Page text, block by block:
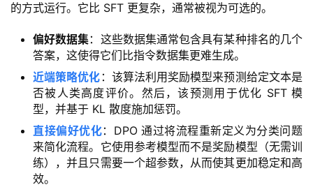
的方式运行。它比 SFT 更复杂，通常被视为可选的。
偏好数据集：这些数据集通常包含具有某种排名的几个
答案，这使得它们比指令数据集更难生成。
近端策略优化 ：该算法利用奖励模型来预测给定文本是
否被人类高度评价。然后，该预测用于优化 SFT 模
型，并基于 KL 散度施加惩罚。
直接偏好优化：DPO 通过将流程重新定义为分类问题
来简化流程。它使用参考模型而不是奖励模型（无需训
练），并且只需要一个超参数，从而使其更加稳定和高
效。